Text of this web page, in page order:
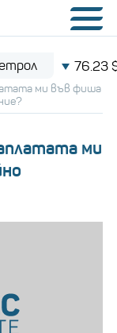
76.23 $/
ми във фиша
ми